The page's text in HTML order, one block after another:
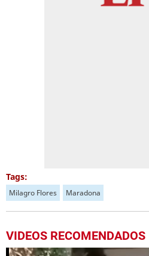
Tags:
Milagro Flores Maradona
VIDEOS RECOMENDADOS